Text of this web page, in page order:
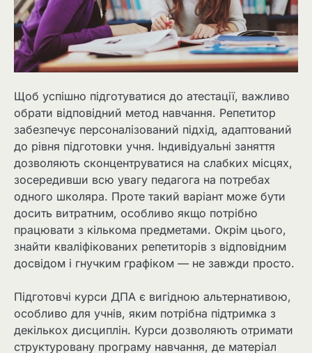
Щоб успішно підготуватися до атестації, важливо
обрати відповідний метод навчання. Репетитор
забезпечує персоналізований підхід, адаптований
до рівня підготовки учня. Індивідуальні заняття
дозволяють сконцентруватися на слабких місцях,
зосередивши всю увагу педагога на потребах
одного школяра. Проте такий варіант може бути
досить витратним, особливо якщо потрібно
працювати з кількома предметами. Окрім цього,
знайти кваліфікованих репетиторів з відповідним
досвідом і гнучким графіком — не завжди просто.
Підготовчі курси ДПА є вигідною альтернативою,
особливо для учнів, яким потрібна підтримка з
декількох дисциплін. Курси дозволяють отримати
структуровану програму навчання, де матеріал